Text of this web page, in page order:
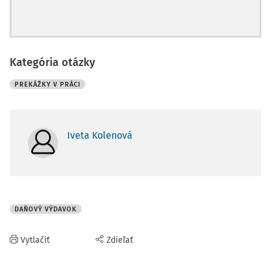
Kategória otázky
PREKÁŽKY V PRÁCI
Iveta Kolenová
DAŇOVÝ VÝDAVOK
Vytlačiť Zdieľať